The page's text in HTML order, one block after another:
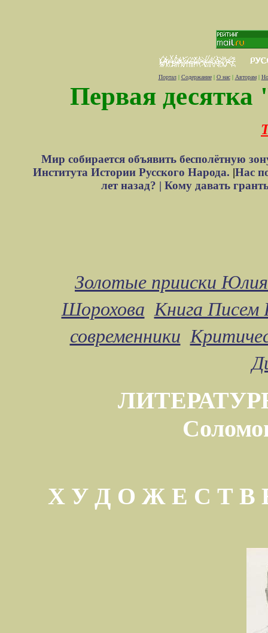
Портал| Содержание| О нас| Авторам|
Первая десятка
Мир собирается объявить бесполётную
Института Истории Русского Народа. |Нас
лет назад? | Кому давать
Золотые прииски
Шорохова Книга Писем
современники
Х У Д О Ж Е С Т